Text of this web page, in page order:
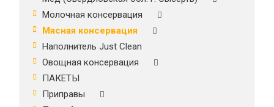
Молочная консервация
Мясная консервация
Наполнитель Just Clean
Овощная консервация
ПАКЕТЫ
Приправы